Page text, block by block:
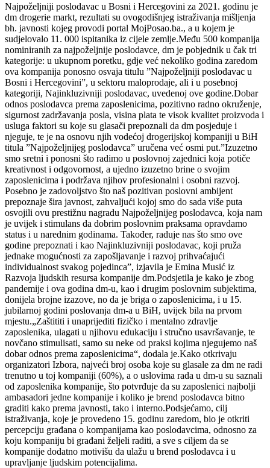
Najpoželjniji poslodavac u Bosni i Hercegovini za 2021. godinu je
dm drogerie markt, rezultati su ovogodišnjeg istraživanja mišljenja
bh. javnosti kojeg provodi portal MojPosao.ba., a u kojem je
sudjelovalo 11. 000 ispitanika iz cijele zemlje.Među 500 kompanija
nominiranih za najpoželjnije poslodavce, dm je pobjednik u čak tri
kategorije: u ukupnom poretku, gdje već nekoliko godina zaredom
ova kompanija ponosno osvaja titulu ”Najpoželjniji poslodavac u
Bosni i Hercegovini”, u sektoru maloprodaje, ali i u posebnoj
kategoriji, Najinkluzivniji poslodavac, uvedenoj ove godine.Dobar
odnos poslodavca prema zaposlenicima, pozitivno radno okruženje,
sigurnost zadržavanja posla, visina plata te visok kvalitet proizvoda i
usluga faktori su koje su glasači prepoznali da dm posjeduje i
njeguje, te je na osnovu njih vodećoj drogerijskoj kompaniji u BiH
titula ”Najpoželjnijeg poslodavca” uručena već osmi put.”Izuzetno
smo sretni i ponosni što radimo u poslovnoj zajednici koja potiče
kreativnost i odgovornost, a ujedno izuzetno brine o svojim
zaposlenicima i podržava njihov profesionalni i osobni razvoj.
Posebno je zadovoljstvo što naš pozitivan poslovni ambijent
prepoznaje šira javnost, zahvaljući kojoj smo do sada više puta
osvojili ovu prestižnu nagradu Najpoželjnijeg poslodavca, koja nam
je uvijek i stimulans da dobrim poslovnim praksama opravdamo
status i u narednim godinama. Također, raduje nas što smo ove
godine prepoznati i kao Najinkluzivniji poslodavac, koji pruža
jednake mogućnosti za zapošljavanje i razvoj prihvaćajući
individualnost svakog pojedinca”, izjavila je Emina Musić iz
Razvoja ljudskih resursa kompanije dm.Podsjetila je kako je zbog
pandemije i ova godina dm-u, kao i drugim poslovnim subjektima,
donijela brojne izazove, no da je briga o zaposlenicima, i u 15.
jubilarnoj godini poslovanja dm-a u BiH, uvijek bila na prvom
mjestu.„Zaštititi i unaprijediti fizičko i mentalno zdravlje
zaposlenika, ulagati u njihovu edukaciju i stručno usavršavanje, te
novčano stimulisati, samo su neke od praksi kojima njegujemo naš
dobar odnos prema zaposlenicima“, dodala je.Kako otkrivaju
organizatori Izbora, najveći broj osoba koje su glasale za dm ne radi
trenutno u toj kompaniji (60%), a o uslovima rada u dm-u su saznali
od zaposlenika kompanije, što potvrđuje da su zaposlenici najbolji
ambasadori jedne kompanije i koliko je brend poslodavca bitno
graditi kako prema javnosti, tako i interno.Podsjećamo, cilj
istraživanja, koje je provedeno 15. godinu zaredom, bio je otkriti
percepciju građana o kompanijama kao poslodavcima, odnosno za
koju kompaniju bi građani željeli raditi, a sve s ciljem da se
kompanije dodatno motivišu da ulažu u brend poslodavca i u
upravljanje ljudskim potencijalima.